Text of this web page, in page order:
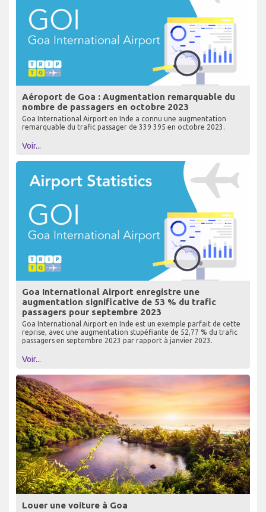
Aéroport de Goa : Augmentation remarquable du
nombre de passagers en octobre 2023
Goa International Airport en Inde a connu une augmentation
remarquable du trafic passager de 339 395 en octobre 2023.
Voir...
Goa International Airport enregistre une
augmentation significative de 53 % du trafic
passagers pour septembre 2023
Goa International Airport en Inde est un exemple parfait de cette
reprise, avec une augmentation stupéfiante de 52,77 % du trafic
passagers en septembre 2023 par rapport à janvier 2023.
Voir...
Louer une voiture à Goa